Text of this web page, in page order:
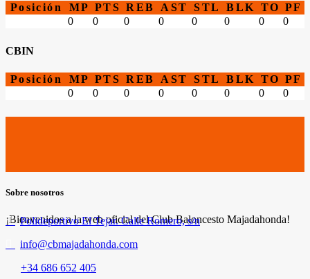
Posición MP PTS REB AST STL BLK TO PF
0
0 0 0 0 0 0 0
CBIN
Posición MP PTS REB AST STL BLK TO PF
0
0 0 0 0 0 0 0
Sobre nosotros
¡Bienvenidos a la web oficial del Club Baloncesto Majadahonda!
Polideportivo El Tejar. Calle Romero, s/n
info@cbmajadahonda.com
+34 686 652 405